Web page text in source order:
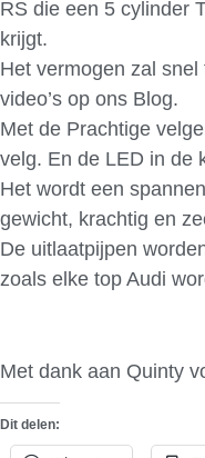
RS die een 5 cylinder
krijgt.
Het vermogen zal
video’s op ons Blog.
Met de Prachtige
velg. En de LED in de
Het wordt een
gewicht, krachtig en
De uitlaatpijpen
zoals elke top Audi
Met dank aan Quinty
Dit delen: